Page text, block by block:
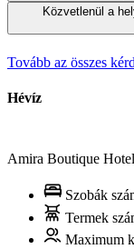
Közvetlenül a
Tovább az összes
Hévíz
Amira Boutique
Szobák
Termek
Maximum